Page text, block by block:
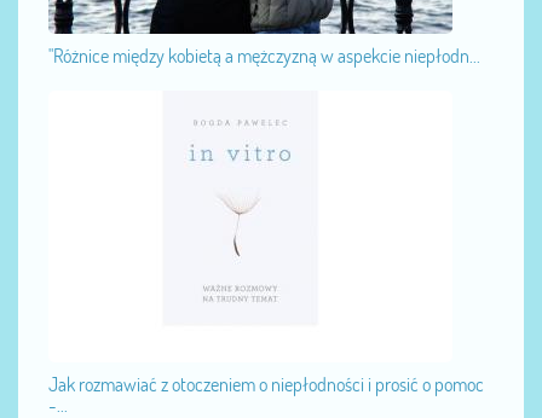
"Różnice między kobietą a mężczyzną w aspekcie niepłodn...
Jak rozmawiać z otoczeniem o niepłodności i prosić o pomoc
-...